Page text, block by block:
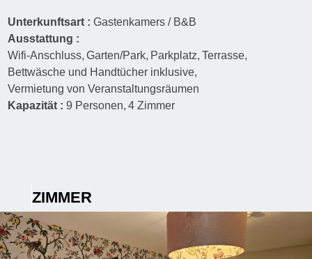
Unterkunftsart :Gastenkamers / B&B
Ausstattung :
Wifi-Anschluss Garten/Park Parkplatz Terrasse
Bettwäsche und Handtücher inklusive
Vermietung von Veranstaltungsräumen
Kapazität :9 Personen 4 Zimmer
ZIMMER